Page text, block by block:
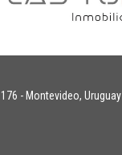
- Montevideo, Uruguay